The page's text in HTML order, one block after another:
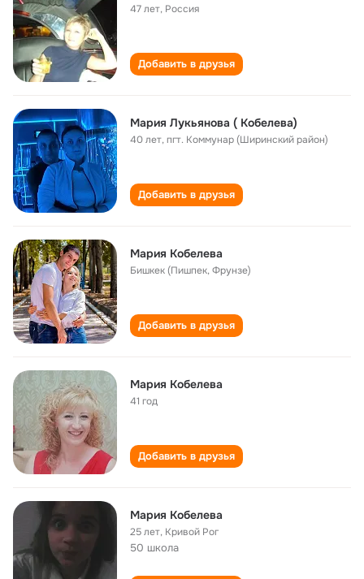
47 лет, Россия
Добавить в друзья
Мария Лукьянова ( Кобелева)
40 лет,пгт. Коммунар (Ширинский район)
Добавить в друзья
Мария Кобелева
Бишкек (Пишпек, Фрунзе)
Добавить в друзья
Мария Кобелева
41 год
Добавить в друзья
Мария Кобелева
25 лет, Кривой Рог
50 школа